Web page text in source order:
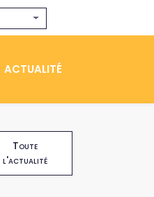
ACTUALITÉ
Toute
l'actualité